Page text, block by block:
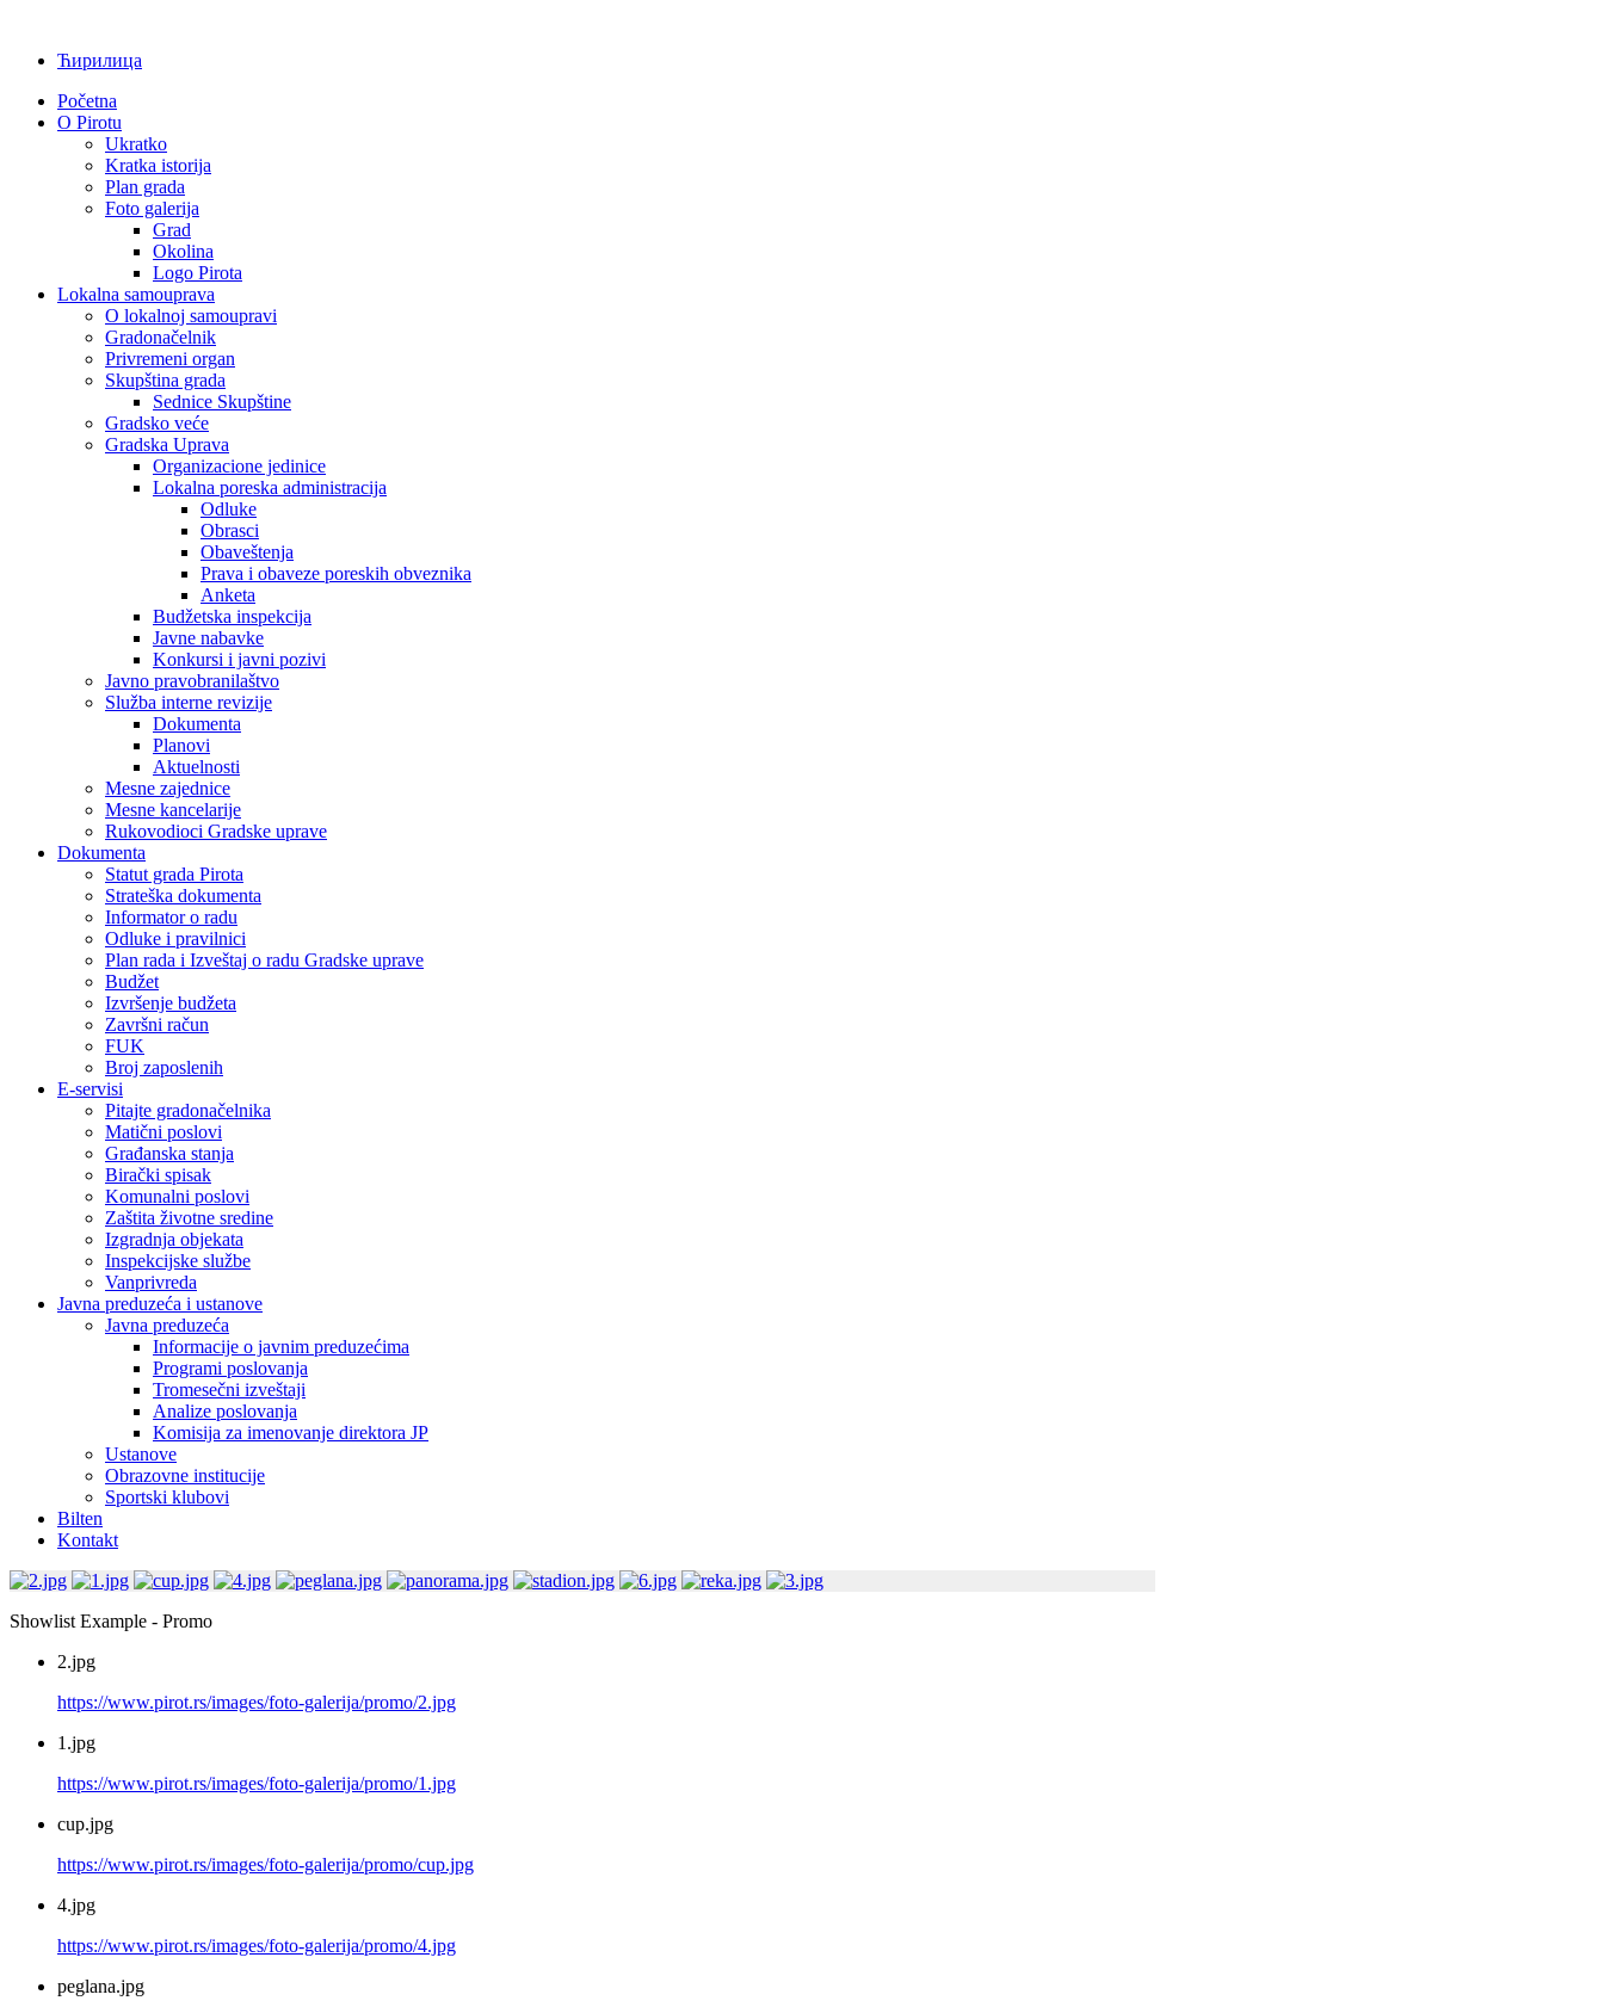
Ћирилица
Početna
O Pirotu
Ukratko
Kratka istorija
Plan grada
Foto galerija
Grad
Okolina
Logo Pirota
Lokalna samouprava
O lokalnoj samoupravi
Gradonačelnik
Privremeni organ
Skupština grada
Sednice Skupštine
Gradsko veće
Gradska Uprava
Organizacione jedinice
Lokalna poreska administracija
Odluke
Obrasci
Obaveštenja
Prava i obaveze poreskih obveznika
Anketa
Budžetska inspekcija
Javne nabavke
Konkursi i javni pozivi
Javno pravobranilaštvo
Služba interne revizije
Dokumenta
Planovi
Aktuelnosti
Mesne zajednice
Mesne kancelarije
Rukovodioci Gradske uprave
Dokumenta
Statut grada Pirota
Strateška dokumenta
Informator o radu
Odluke i pravilnici
Plan rada i Izveštaj o radu Gradske uprave
Budžet
Izvršenje budžeta
Završni račun
FUK
Broj zaposlenih
E-servisi
Pitajte gradonačelnika
Matični poslovi
Građanska stanja
Birački spisak
Komunalni poslovi
Zaštita životne sredine
Izgradnja objekata
Inspekcijske službe
Vanprivreda
Javna preduzeća i ustanove
Javna preduzeća
Informacije o javnim preduzećima
Programi poslovanja
Tromesečni izveštaji
Analize poslovanja
Komisija za imenovanje direktora JP
Ustanove
Obrazovne institucije
Sportski klubovi
Bilten
Kontakt
Showlist Example - Promo
2.jpg
https://www.pirot.rs/images/foto-galerija/promo/2.jpg
1.jpg
https://www.pirot.rs/images/foto-galerija/promo/1.jpg
cup.jpg
https://www.pirot.rs/images/foto-galerija/promo/cup.jpg
4.jpg
https://www.pirot.rs/images/foto-galerija/promo/4.jpg
peglana.jpg